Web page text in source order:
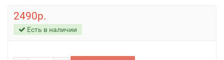
2490р.
Есть в наличии